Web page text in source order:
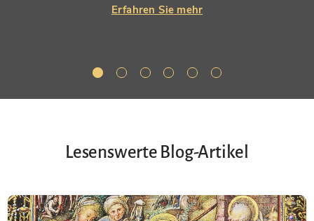
Erfahren Sie mehr
Lesenswerte Blog-Artikel